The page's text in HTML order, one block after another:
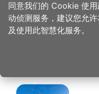
胜昌中草
住宿
同意我们的 Cookie 使
动侦测服务，建议您允
及使用此智慧化服务。